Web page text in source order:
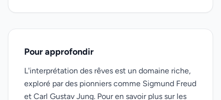
Pour approfondir
L'interprétation des rêves est un domaine riche,
exploré par des pionniers comme Sigmund Freud
et Carl Gustav Jung. Pour en savoir plus sur les